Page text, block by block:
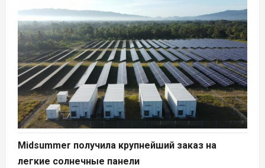
Midsummer получила крупнейший заказ на
легкие солнечные панели